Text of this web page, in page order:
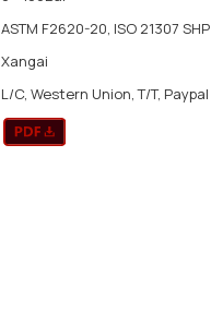
ASTM F2620-20, ISO 21307 SHP
Xangai
L/C, Western Union, T/T, Paypal